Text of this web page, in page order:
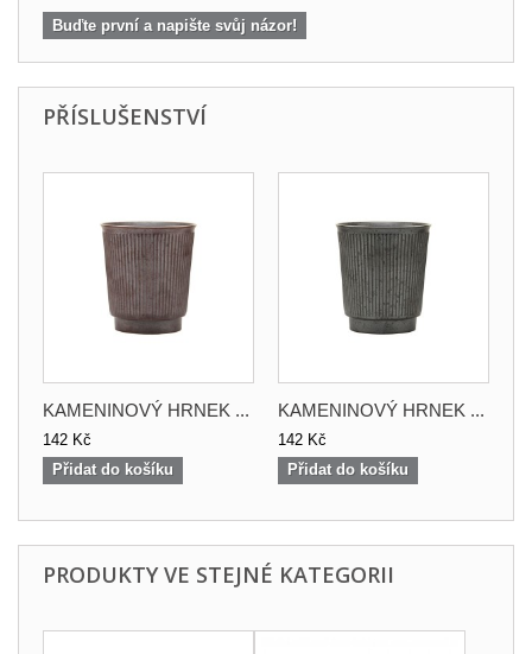
Buďte první a napište svůj názor!
PŘÍSLUŠENSTVÍ
KAMENINOVÝ HRNEK ...
142 Kč
Přidat do košíku
KAMENINOVÝ HRNEK ...
142 Kč
Přidat do košíku
PRODUKTY VE STEJNÉ KATEGORII